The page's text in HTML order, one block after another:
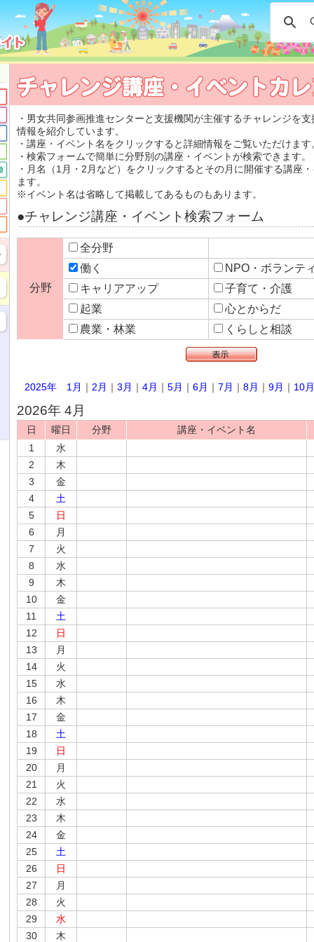
・男女共同参画推進センターと支援機関が主催するチャレンジを
情報を紹介しています。
・講座・イベント名をクリックすると詳細情報をご覧いただけます
・検索フォームで簡単に分野別の講座・イベントが検索できます。
・月名（1月・2月など）をクリックするとその月に開催する講座
ます。
※イベント名は省略して掲載してあるものもあります。
●チャレンジ講座・イベント検索フォーム
分野
全分野
働く
NPO・ボラン
キャリアアップ
子育て・介護
起業
心とからだ
農業・林業
くらしと相談
2025年 1月 ｜ 2月 ｜ 3月 ｜ 4月 ｜ 5月 ｜ 6月 ｜ 7月 ｜ 8月 ｜ 9月 ｜ 10月
2026年 4月
日 曜日 分野
講座・イベント名
1
水
2
木
3
金
4
土
5
日
6
月
7
火
8
水
9
木
10
金
11
土
12
日
13
月
14
火
15
水
16
木
17
金
18
土
19
日
20
月
21
火
22
水
23
木
24
金
25
土
26
日
27
月
28
火
29
水
30
木